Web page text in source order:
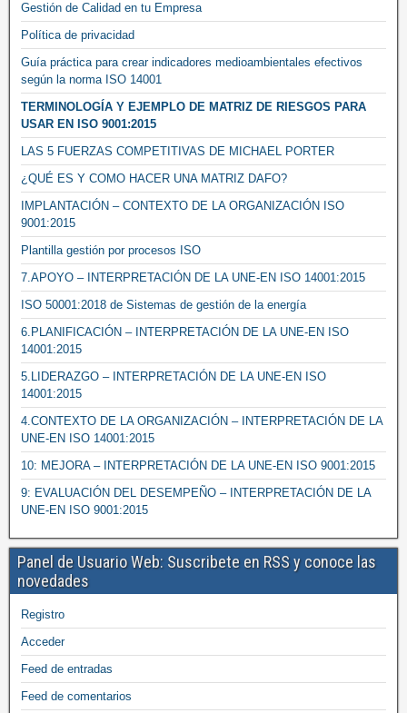
Gestión de Calidad en tu Empresa
Política de privacidad
Guía práctica para crear indicadores medioambientales efectivos
según la norma ISO 14001
TERMINOLOGÍA Y EJEMPLO DE MATRIZ DE RIESGOS PARA
USAR EN ISO 9001:2015
LAS 5 FUERZAS COMPETITIVAS DE MICHAEL PORTER
¿QUÉ ES Y COMO HACER UNA MATRIZ DAFO?
IMPLANTACIÓN – CONTEXTO DE LA ORGANIZACIÓN ISO
9001:2015
Plantilla gestión por procesos ISO
7.APOYO – INTERPRETACIÓN DE LA UNE-EN ISO 14001:2015
ISO 50001:2018 de Sistemas de gestión de la energía
6.PLANIFICACIÓN – INTERPRETACIÓN DE LA UNE-EN ISO
14001:2015
5.LIDERAZGO – INTERPRETACIÓN DE LA UNE-EN ISO
14001:2015
4.CONTEXTO DE LA ORGANIZACIÓN – INTERPRETACIÓN DE LA
UNE-EN ISO 14001:2015
10: MEJORA – INTERPRETACIÓN DE LA UNE-EN ISO 9001:2015
9: EVALUACIÓN DEL DESEMPEÑO – INTERPRETACIÓN DE LA
UNE-EN ISO 9001:2015
Panel de Usuario Web: Suscribete en RSS y conoce las
novedades
Registro
Acceder
Feed de entradas
Feed de comentarios